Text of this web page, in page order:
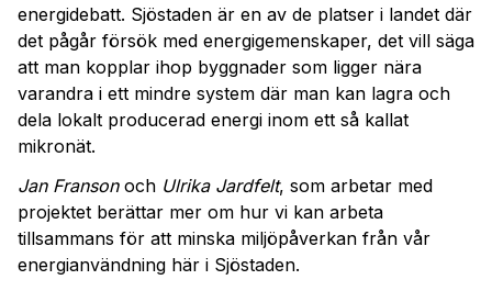
energidebatt. Sjöstaden är en av de platser i landet där
det pågår försök med energigemenskaper, det vill säga
att man kopplar ihop byggnader som ligger nära
varandra i ett mindre system där man kan lagra och
dela lokalt producerad energi inom ett så kallat
mikronät.
Jan Fransonoch Ulrika Jardfelt, som arbetar med
projektet berättar mer om hur vi kan arbeta
tillsammans för att minska miljöpåverkan från vår
energianvändning här i Sjöstaden.